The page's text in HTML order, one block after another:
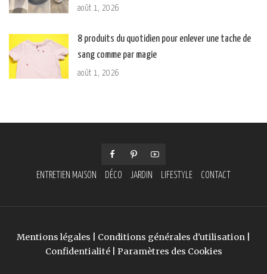
août 1, 2026
8 produits du quotidien pour enlever une tache de
sang comme par magie
août 1, 2026
ENTRETIEN MAISON DÉCO JARDIN LIFESTYLE CONTACT
Mentions légales Conditions générales d'utilisation
Confidentialité| Paramètres des Cookies